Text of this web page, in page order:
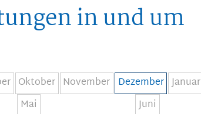
in und um
Oktober November Dezember Januar
Mai Juni